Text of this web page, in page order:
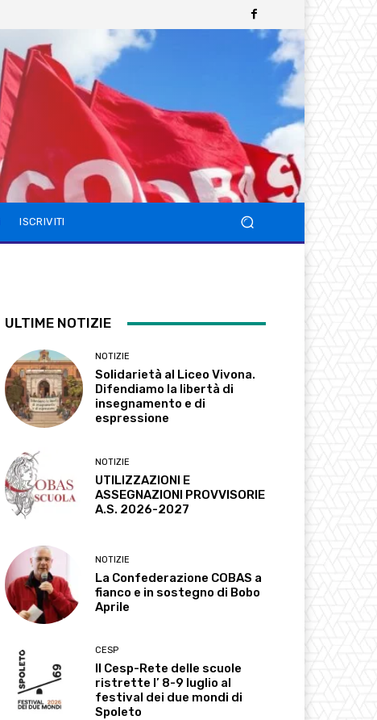
ISCRIVITI
ULTIME NOTIZIE
NOTIZIE
Solidarietà al Liceo Vivona.
Difendiamo la libertà di
insegnamento e di
espressione
NOTIZIE
UTILIZZAZIONI E
ASSEGNAZIONI PROVVISORIE
A.S. 2026-2027
NOTIZIE
La Confederazione COBAS a
fianco e in sostegno di Bobo
Aprile
CESP
Il Cesp-Rete delle scuole
ristrette l’ 8-9 luglio al
festival dei due mondi di
Spoleto